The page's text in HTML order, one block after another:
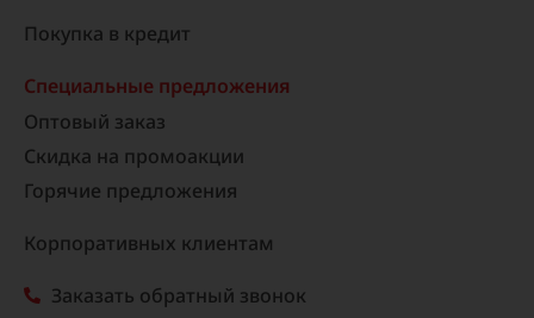
Покупка в кредит
Специальные предложения
Оптовый заказ
Скидка на промоакции
Горячие предложения
Корпоративных клиентам
Заказать обратный звонок